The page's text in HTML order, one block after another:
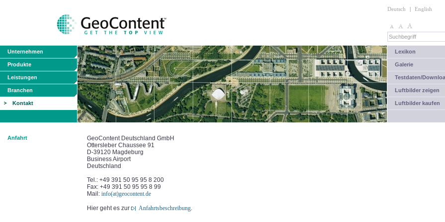
Deutsch | English
Unternehmen
Produkte
Leistungen
Branchen
Kontakt
Lexikon
Galerie
Testdaten/
Luftbilder zeigen
Luftbilder kaufen
Anfahrt
GeoContent Deutschland GmbH
Ottersleber Chaussee 91
D-39120 Magdeburg
Business Airport
Deutschland
Tel.: +49 391 50 95 95 8 200
Fax: +49 391 50 95 95 8 99
Mail: info(at)geocontent.de
Hier geht es zur Anfahrtsbeschreibung.